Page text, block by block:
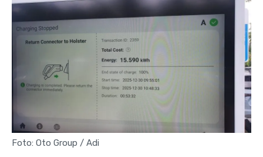
Foto: Oto Group / Adi